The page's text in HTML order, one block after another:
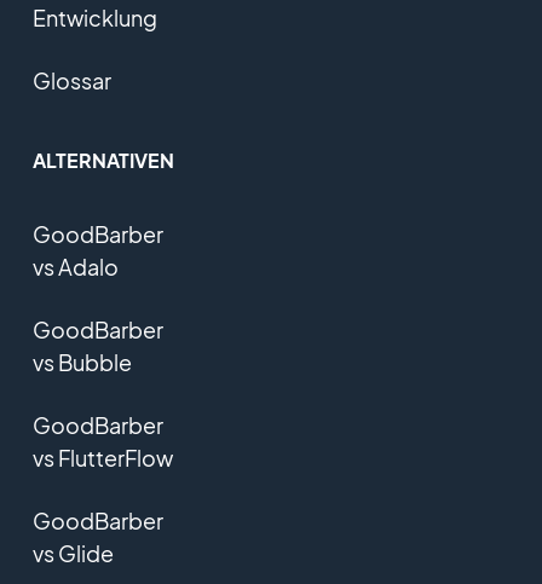
Entwicklung
Glossar
ALTERNATIVEN
GoodBarber
vs Adalo
GoodBarber
vs Bubble
GoodBarber
vs FlutterFlow
GoodBarber
vs Glide